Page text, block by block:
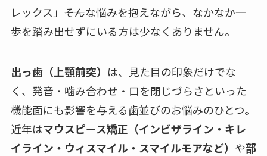
レックス」――そんな悩みを抱えながら、なかなか一
歩を踏み出せずにいる方は少なくありません。
出っ歯（上顎前突） は、見た目の印象だけでな
く、発音・噛み合わせ・口を閉じづらさといった
機能面にも影響を与える歯並びのお悩みのひとつ。
近年はマウスピース矯正（インビザライン・キレ
イライン・ウィスマイル・スマイルモアなど） や部